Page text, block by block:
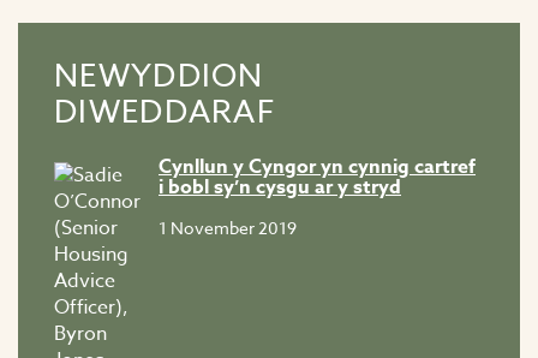
NEWYDDION
DIWEDDARAF
Cynllun y Cyngor yn cynnig cartref
i bobl sy’n cysgu ar y stryd
1 November 2019